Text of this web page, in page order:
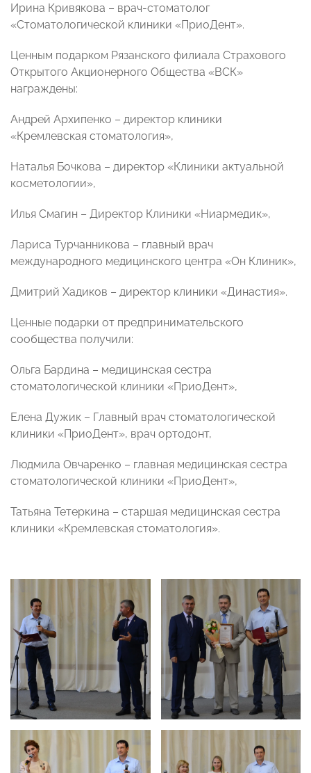
Ирина Кривякова – врач-стоматолог
«Стоматологической клиники «ПриоДент».
Ценным подарком Рязанского филиала Страхового
Открытого Акционерного Общества «ВСК»
награждены:
Андрей Архипенко – директор клиники
«Кремлевская стоматология»,
Наталья Бочкова – директор «Клиники актуальной
косметологии»,
Илья Смагин – Директор Клиники «Ниармедик»,
Лариса Турчанникова – главный врач
международного медицинского центра «Он Клиник»,
Дмитрий Хадиков – директор клиники «Династия».
Ценные подарки от предпринимательского
сообщества получили:
Ольга Бардина – медицинская сестра
стоматологической клиники «ПриоДент»,
Елена Дужик – Главный врач стоматологической
клиники «ПриоДент», врач ортодонт,
Людмила Овчаренко – главная медицинская сестра
стоматологической клиники «ПриоДент»,
Татьяна Тетеркина – старшая медицинская сестра
клиники «Кремлевская стоматология».